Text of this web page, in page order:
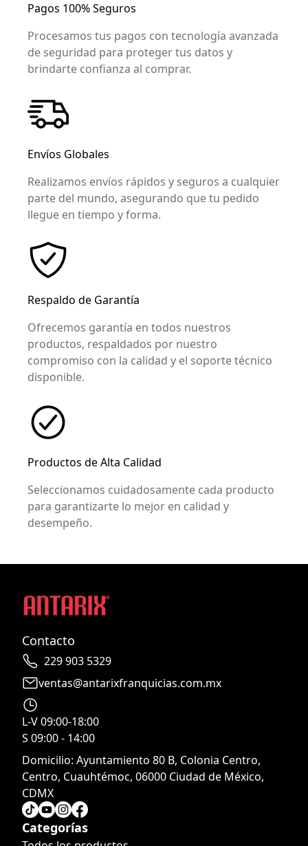
Pagos 100% Seguros
Procesamos tus pagos con tecnología avanzada
de seguridad para proteger tus datos y
brindarte confianza al comprar.
Envíos Globales
Realizamos envíos rápidos y seguros a cualquier
parte del mundo, asegurando que tu pedido
llegue en tiempo y forma.
Respaldo de Garantía
Ofrecemos garantía en todos nuestros
productos, respaldados por nuestro
compromiso con la calidad y el soporte técnico
disponible.
Productos de Alta Calidad
Seleccionamos cuidadosamente cada producto
para garantizarte lo mejor en calidad y
desempeño.
Contacto
229 903 5329
ventas@antarixfranquicias.com.mx
L-V 09:00-18:00
S 09:00 - 14:00
Domicilio: Ayuntamiento 80 B, Colonia Centro,
Centro, Cuauhtémoc, 06000 Ciudad de México,
CDMX
Categorías